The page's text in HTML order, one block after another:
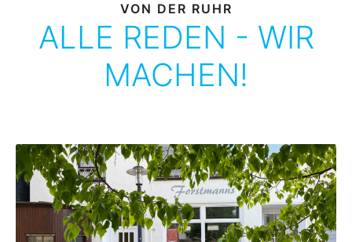
VON DER RUHR
ALLE REDEN - WIR
MACHEN!